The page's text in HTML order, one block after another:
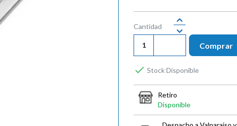
Cantidad
Comprar
 Stock Disponible
Retiro
Disponible